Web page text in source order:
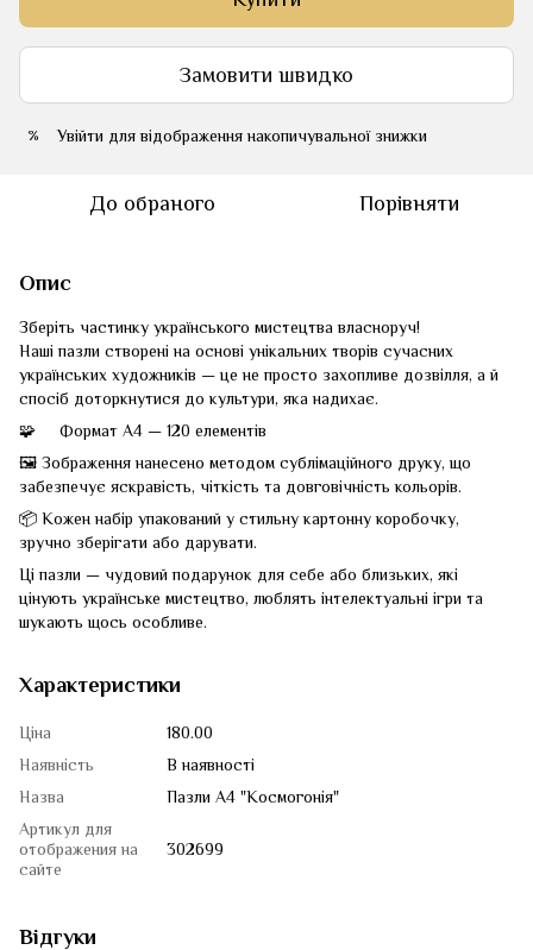
Замовити швидко
% Увійти для відображення накопичувальної знижки
До обраного Порівняти
Опис
Зберіть частинку українського мистецтва власноруч!
Наші пазли створені на основі унікальних творів сучасних
українських художників — це не просто захопливе дозвілля, а й
спосіб доторкнутися до культури, яка надихає.
🧩 Формат А4 — 120 елементів
🖼 Зображення нанесено методом сублімаційного друку, що
забезпечує яскравість, чіткість та довговічність кольорів.
📦 Кожен набір упакований у стильну картонну коробочку,
зручно зберігати або дарувати.
Ці пазли — чудовий подарунок для себе або близьких, які
цінують українське мистецтво, люблять інтелектуальні ігри та
шукають щось особливе.
Характеристики
Ціна
180.00
Наявність
В наявності
Назва
Пазли А4 "Космогонія"
Артикул для
отображения на
сайте
302699
Відгуки